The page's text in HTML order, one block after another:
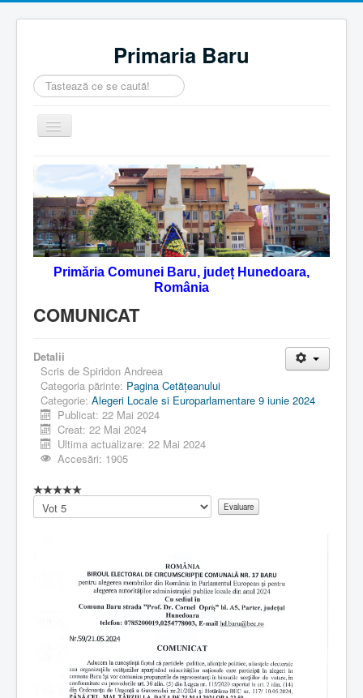
Primaria Baru
Căutare
...
Comută
navigarea
Home
Despre noi
Noutăţi
Contact
Servicii Online
Primăria Comunei Baru, județ Hunedoara,
România
COMUNICAT
Detalii
Scris de Spiridon Andreea
Categoria părinte: Pagina Cetăţeanului
Categorie: Alegeri Locale si Europarlamentare 9 iunie 2024
Publicat: 22 Mai 2024
Creat: 22 Mai 2024
Ultima actualizare: 22 Mai 2024
Accesări: 1905
Vă
rugăm